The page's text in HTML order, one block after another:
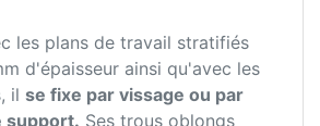
les plans de travail stratifiés
d'épaisseur ainsi qu'avec les
il se fixe par vissage ou par
support. Ses trous oblongs